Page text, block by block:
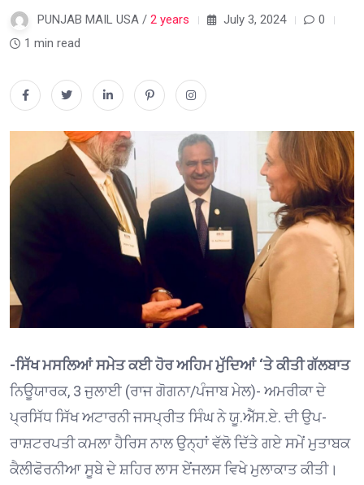
PUNJAB MAIL USA / 2 years July 3, 2024
0
1 min read
-ਸਿੱਖ ਮਸਲਿਆਂ ਸਮੇਤ ਕਈ ਹੋਰ ਅਹਿਮ ਮੁੱਦਿਆਂ ‘ਤੇ ਕੀਤੀ ਗੱਲਬਾਤ
ਨਿਊਯਾਰਕ, 3 ਜੁਲਾਈ (ਰਾਜ ਗੋਗਨਾ/ਪੰਜਾਬ ਮੇਲ)- ਅਮਰੀਕਾ ਦੇ
ਪ੍ਰਸਿੱਧ ਸਿੱਖ ਅਟਾਰਨੀ ਜਸਪ੍ਰੀਤ ਸਿੰਘ ਨੇ ਯੂ.ਐੱਸ.ਏ. ਦੀ ਉਪ-
ਰਾਸ਼ਟਰਪਤੀ ਕਮਲਾ ਹੈਰਿਸ ਨਾਲ ਉਨ੍ਹਾਂ ਵੱਲੋ ਦਿੱਤੇ ਗਏ ਸਮੇਂ ਮੁਤਾਬਕ
ਕੈਲੀਫੋਰਨੀਆ ਸੂਬੇ ਦੇ ਸ਼ਹਿਰ ਲਾਸ ਏਂਜਲਸ ਵਿਖੇ ਮੁਲਾਕਾਤ ਕੀਤੀ।